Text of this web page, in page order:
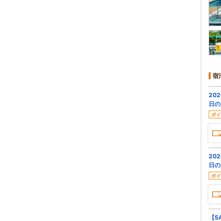
宿
日
ポ
日
ポ
【